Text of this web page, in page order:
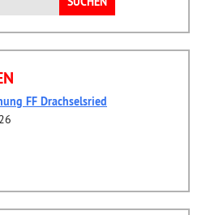
FF Drachselsried